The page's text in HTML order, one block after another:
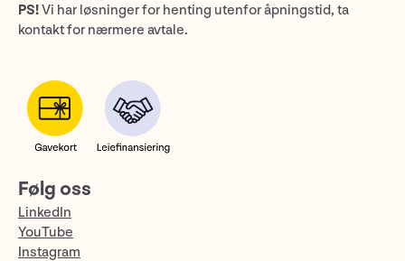
PS!Vi har løsninger for henting utenfor åpningstid, ta
kontakt for nærmere avtale.
Følg oss
LinkedIn
YouTube
Instagram